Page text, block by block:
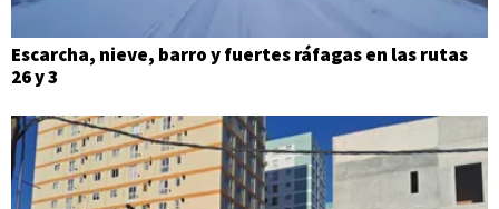
Escarcha, nieve, barro y fuertes ráfagas en las rutas
26 y 3